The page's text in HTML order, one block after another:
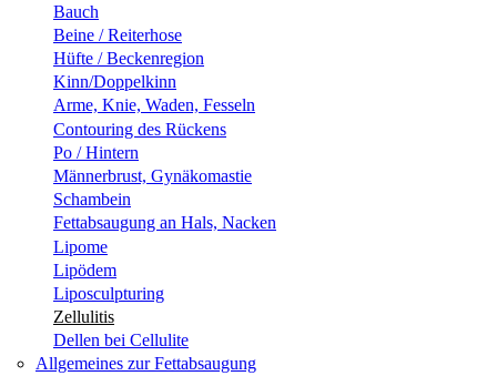
Bauch
Beine / Reiterhose
Hüfte / Beckenregion
Kinn/Doppelkinn
Arme, Knie, Waden, Fesseln
Contouring des Rückens
Po / Hintern
Männerbrust, Gynäkomastie
Schambein
Fettabsaugung an Hals, Nacken
Lipome
Lipödem
Liposculpturing
Zellulitis
Dellen bei Cellulite
Allgemeines zur Fettabsaugung